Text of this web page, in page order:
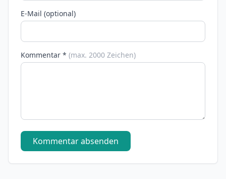
E-Mail (optional)
Kommentar * (max. 2000 Zeichen)
Kommentar absenden